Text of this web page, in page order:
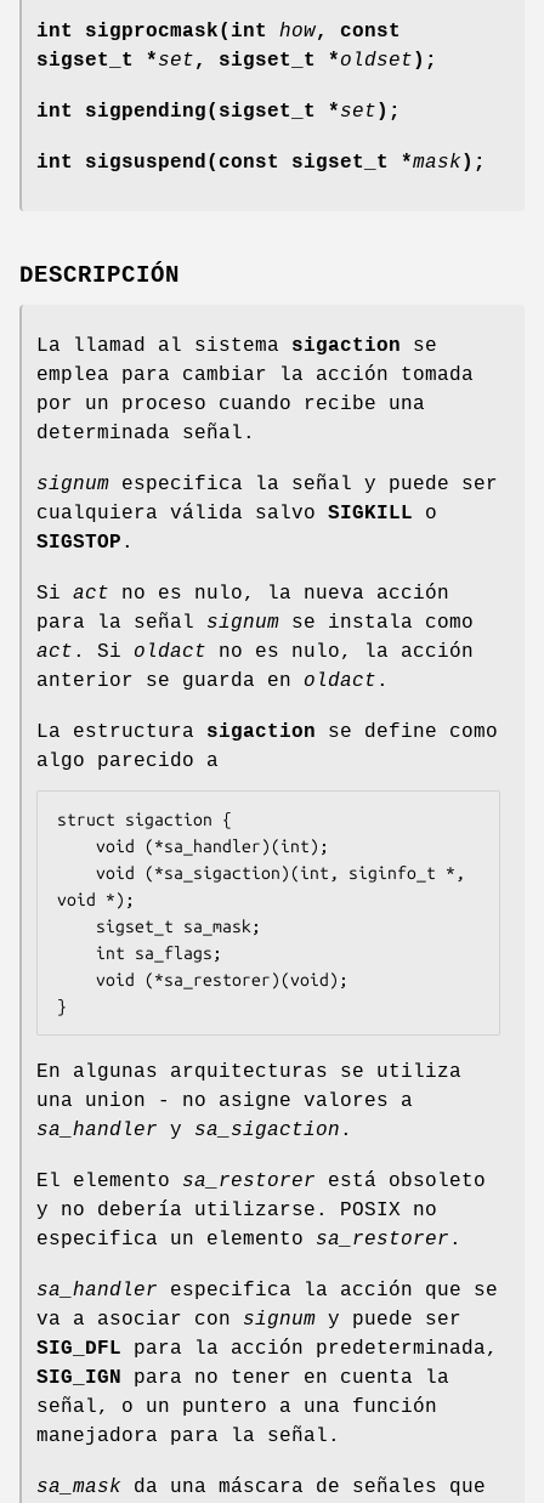
int sigprocmask(int how, const
sigset_t *set, sigset_t *oldset );
int sigpending(sigset_t *set );
int sigsuspend(const sigset_t *mask );
DESCRIPCIÓN
La llamad al sistema sigaction se
emplea para cambiar la acción tomada
por un proceso cuando recibe una
determinada señal.
signum especifica la señal y puede ser
cualquiera válida salvo SIGKILL o
SIGSTOP .
Si act no es nulo, la nueva acción
para la señal signum se instala como
act . Si oldact no es nulo, la acción
anterior se guarda en oldact .
La estructura sigaction se define como
algo parecido a
struct sigaction {
void *);
}
En algunas arquitecturas se utiliza
una union - no asigne valores a
sa_handler y sa_sigaction .
El elemento sa_restorer está obsoleto
y no debería utilizarse. POSIX no
especifica un elemento sa_restorer .
sa_handler especifica la acción que se
va a asociar con signum y puede ser
SIG_DFL para la acción predeterminada,
SIG_IGN
para no tener en cuenta la
señal, o un puntero a una función
manejadora para la señal.
sa_mask da una máscara de señales que